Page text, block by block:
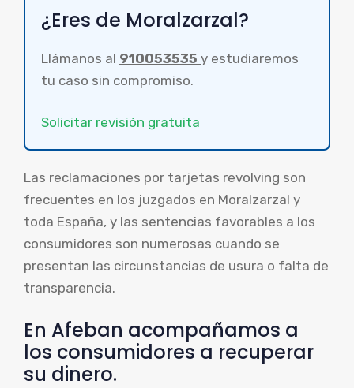
¿Eres de Moralzarzal?
Llámanos al 910053535 y estudiaremos
tu caso sin compromiso.
Solicitar revisión gratuita
Las reclamaciones por tarjetas revolving son
frecuentes en los juzgados en Moralzarzal y
toda España, y las sentencias favorables a los
consumidores son numerosas cuando se
presentan las circunstancias de usura o falta de
transparencia.
En Afeban acompañamos a
los consumidores a recuperar
su dinero.